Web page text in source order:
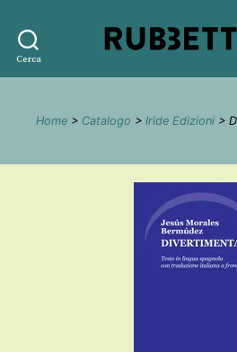
Cerca
Home > Catalogo > Iride Edizioni >